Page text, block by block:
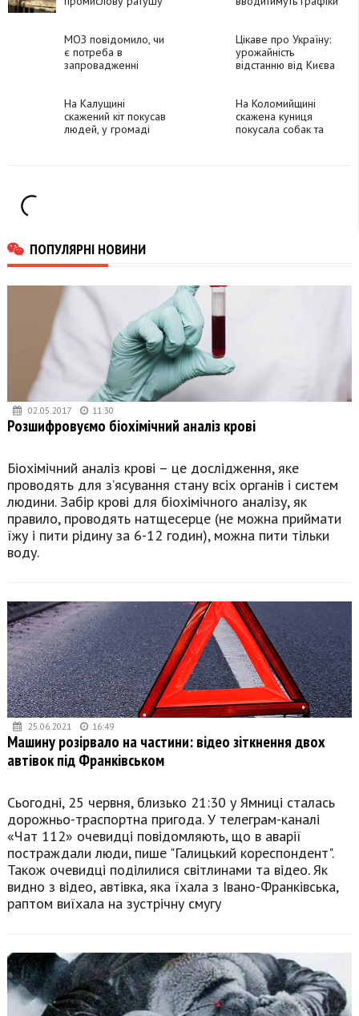
для промисловості
МОЗ повідомило, чи
є потреба в
запровадженні
Цікаве про Україну:
урожайність
відстанню від Києва
На Калущині
скажений кіт покусав
людей, у громаді
На Коломийщині
скажена куниця
покусала собак та
ПОПУЛЯРНІ НОВИНИ
02.05.2017 11:30
Розшифровуємо біохімічний аналіз крові
Біохімічний аналіз крові – це дослідження, яке
проводять для з’ясування стану всіх органів і систем
людини. Забір крові для біохімічного аналізу, як
правило, проводять натщесерце (не можна приймати
їжу і пити рідину за 6-12 годин), можна пити тільки
воду.
25.06.2021 16:49
Машину розірвало на частини: відео зіткнення двох
автівок під Франківськом
Сьогодні, 25 червня, близько 21:30 у Ямниці сталась
дорожньо-траспортна пригода. У телеграм-каналі
«Чат 112» очевидці повідомляють, що в аварії
постраждали люди, пише "Галицький кореспондент".
Також очевидці поділилися світлинами та відео. Як
видно з відео, автівка, яка їхала з Івано-Франківська,
раптом виїхала на зустрічну смугу